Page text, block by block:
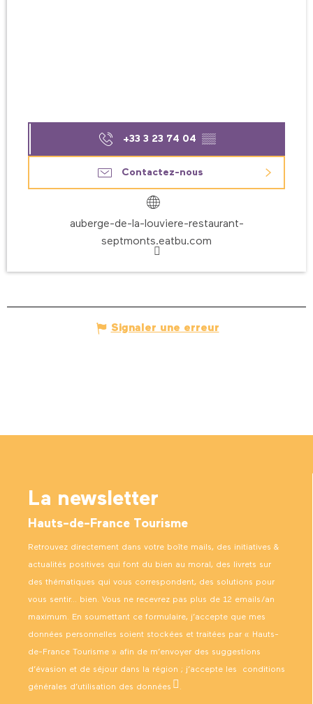
+33 3 23 74 04 ▒▒
Contactez-nous
auberge-de-la-louviere-restaurant-
septmonts.eatbu.com
Signaler une erreur
La newsletter
Hauts-de-France Tourisme
Retrouvez directement dans votre boîte mails, des initiatives &
actualités positives qui font du bien au moral, des livrets sur
des thématiques qui vous correspondent, des solutions pour
vous sentir… bien. Vous ne recevrez pas plus de 12 emails/an
maximum. En soumettant ce formulaire, j’accepte que mes
données personnelles soient stockées et traitées par « Hauts-
de-France Tourisme » afin de m’envoyer des suggestions
d’évasion et de séjour dans la région ; j’accepte les conditions
générales d’utilisation des données .